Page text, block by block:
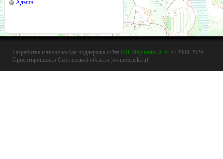
Админ
Разработка и техническая поддержка сайта ИП Марченко А.А. © 2009-2026
Ориентировщики Смоленской области (o-smolensk.ru)